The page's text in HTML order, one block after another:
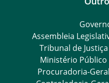
Assembleia
Tribunal de
Ministério Público
Procuradoria-